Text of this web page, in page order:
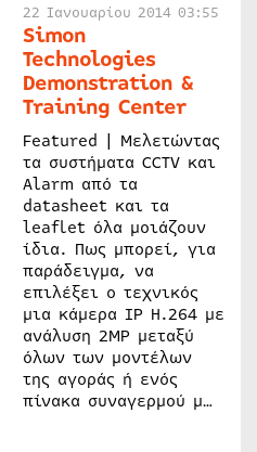
22 Ιανουαρίου 2014 03:55
Simon
Technologies
Demonstration &
Training Center
Featured | Μελετώντας
τα συστήματα CCTV και
Alarm από τα
datasheet και τα
leaflet όλα μοιάζουν
ίδια. Πως μπορεί, για
παράδειγμα, να
επιλέξει ο τεχνικός
μια κάμερα IP Η.264 με
ανάλυση 2MP μεταξύ
όλων των μοντέλων
της αγοράς ή ενός
πίνακα συναγερμού μ…